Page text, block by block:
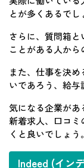
とが多くあるでし
さらに、質問箱
ことがある人から
また、仕事を決
いであろう、給与
気になる企業が
新着求人、口コミ
くと良いでしょう。
Indeed (イン